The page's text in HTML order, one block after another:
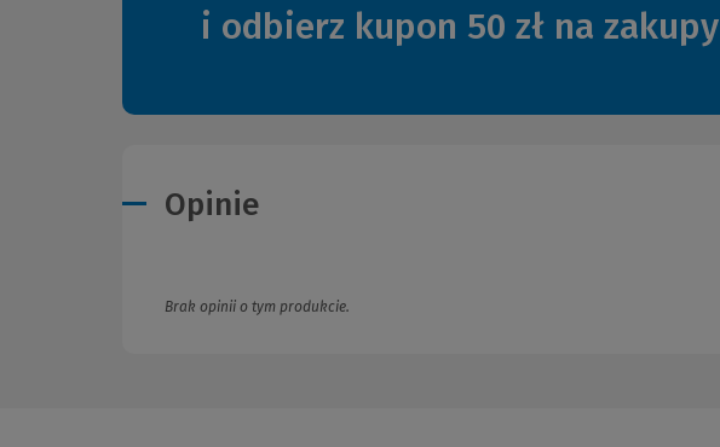
i odbierz kupon 50 zł na zakupy
Opinie
Brak opinii o tym produkcie.